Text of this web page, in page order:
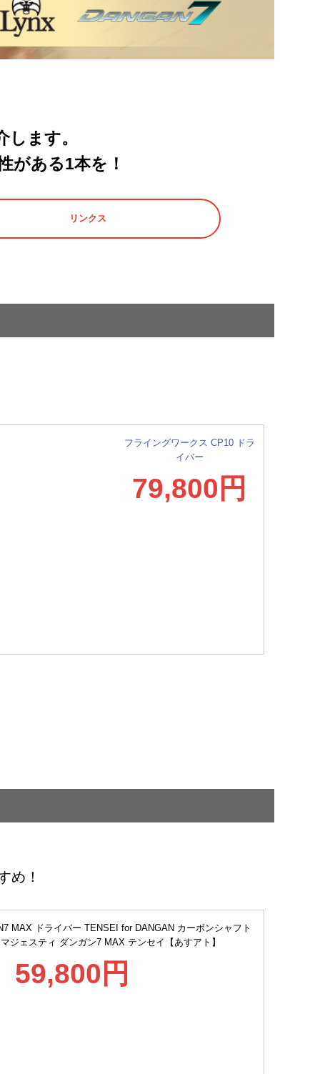
ます。
がある1本を！
リンクス
フライングワークス CP10 ドラ
イバー
79,800円
め！
MAX ドライバー TENSEI for DANGAN カーボンシャフト
ジェスティ ダンガン7 MAX テンセイ【あすアト】
59,800円